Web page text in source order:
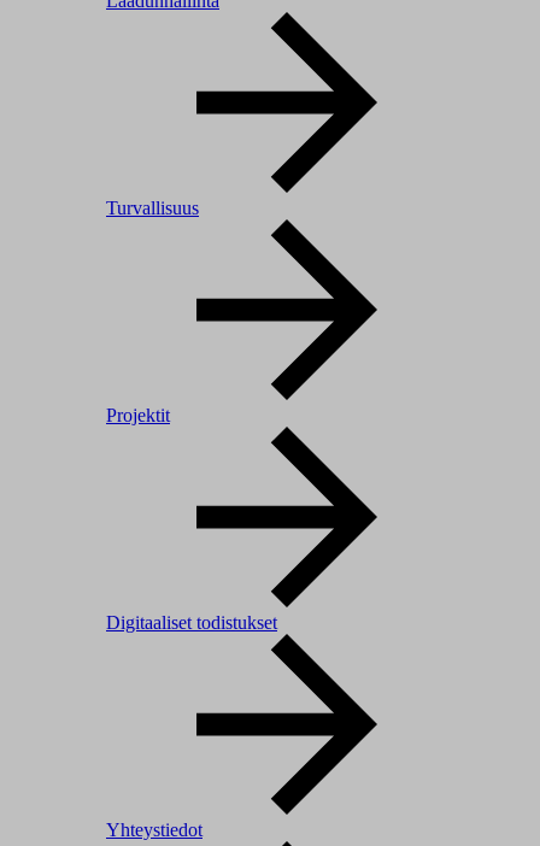
Turvallisuus
Projektit
Digitaaliset todistukset
Yhteystiedot